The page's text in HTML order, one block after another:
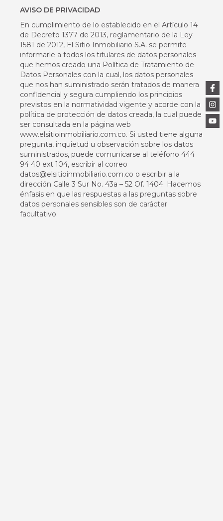
AVISO DE PRIVACIDAD
En cumplimiento de lo establecido en el Artículo 14
de Decreto 1377 de 2013, reglamentario de la Ley
1581 de 2012, El Sitio Inmobiliario S.A. se permite
informarle a todos los titulares de datos personales
que hemos creado una Política de Tratamiento de
Datos Personales con la cual, los datos personales
que nos han suministrado serán tratados de manera
confidencial y segura cumpliendo los principios
previstos en la normatividad vigente y acorde con la
política de protección de datos creada, la cual puede
ser consultada en la página web
www.elsitioinmobiliario.com.co. Si usted tiene alguna
pregunta, inquietud u observación sobre los datos
suministrados, puede comunicarse al teléfono 444
94 40 ext 104, escribir al correo
datos@elsitioinmobiliario.com.co o escribir a la
dirección Calle 3 Sur No. 43a – 52 Of. 1404. Hacemos
énfasis en que las respuestas a las preguntas sobre
datos personales sensibles son de carácter
facultativo.